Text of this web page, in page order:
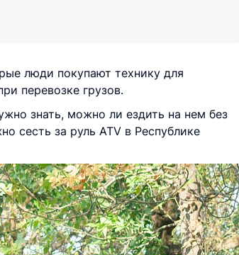
люди покупают технику для
перевозке грузов.
знать, можно ли ездить на нем без
сесть за руль ATV в Республике